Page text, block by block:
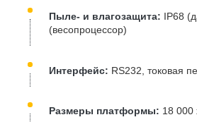
Пыле- и влагозащита: IP68
(весопроцессор)
Интерфейс: RS232, токовая
Размеры платформы: 18 000